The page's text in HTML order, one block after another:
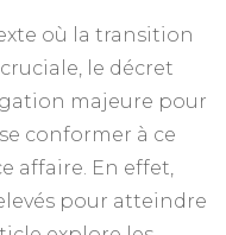
où la transition
le décret
majeure pour
conformer à ce
affaire. En effet,
pour atteindre